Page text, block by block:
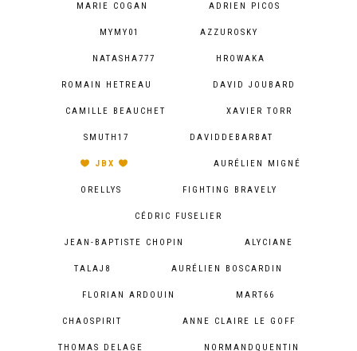
MARIE COGAN ADRIEN PICOS
MYMY01 AZZUROSKY
NATASHA777 HROWAKA
ROMAIN HETREAU DAVID JOUBARD
CAMILLE BEAUCHET XAVIER TORR
SMUTH17 DAVIDDEBARBAT
JBX AURÉLIEN MIGNÉ
ORELLYS FIGHTING BRAVELY
CÉDRIC FUSELIER
JEAN-BAPTISTE CHOPIN ALYCIANE
TALAJ8 AURÉLIEN BOSCARDIN
FLORIAN ARDOUIN MART66
CHAOSPIRIT ANNE CLAIRE LE GOFF
THOMAS DELAGE NORMANDQUENTIN